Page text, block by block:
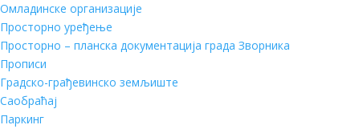
Омладинске организације
Просторно уређење
Просторно – планска документација града Зворника
Прописи
Градско-грађевинско земљиште
Саобраћај
Паркинг